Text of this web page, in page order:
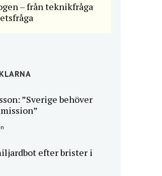
– från teknikfråga
”Sverige behöver
efter brister i